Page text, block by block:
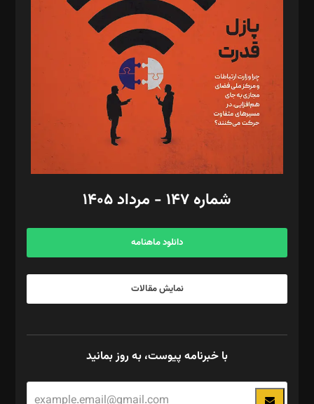
تحریریه‌: مجتبی محمود‌ی، آرش برهمند، یسنا امان‌پور، سروش کرمیان،
مصطفی مسجدی آرانی، ابوالفضل رجبی، زهرا فکرانه، فائزه فتحی
رستمی،مصطفی باستان
ویرایش: نگار استاد‌‌آقا
طراح یونیفرم: مجید توکلی
فیلمبرداری و عکاسی: امیر شفیعی، مانی لطفی زاده
گرافیک و صفحه‌آرایی: سید‌سبحان‌علی ثابت
مد‌یر توسعه تجاری: کامبیز برید‌
امور مالی: شاپور رهبری، محمد‌ کاظمی‌نیا
آگهی و مشترکین: ۰۹۱۹۹۹۹۰۴۵۴
شماره ۱۴۷ - مرداد ۱۴۰۵
دانلود ماهنامه
نمایش مقالات
با خبرنامه پیوست، به روز بمانید